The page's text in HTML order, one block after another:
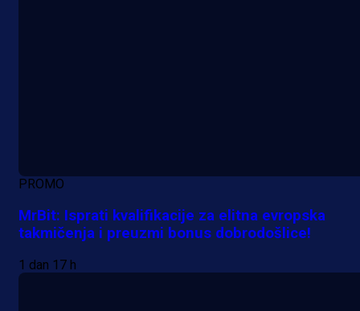
PROMO
MrBit: Isprati kvalifikacije za elitna evropska
takmičenja i preuzmi bonus dobrodošlice!
1 dan 17 h